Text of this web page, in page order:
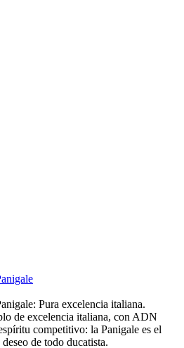
Pura excelencia italiana.
de excelencia italiana, con ADN
competitivo: la Panigale es el
de todo ducatista.